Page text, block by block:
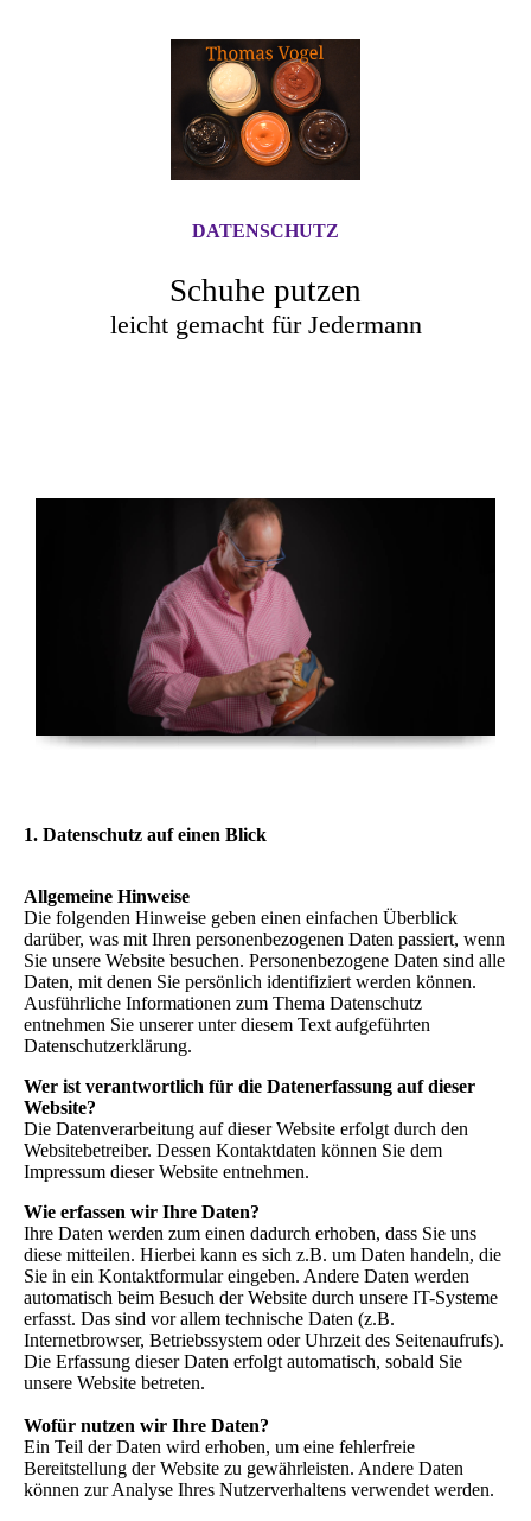
Schuhe putzen
leicht gemacht für Jedermann
DATENSCHUTZ
1. Datenschutz auf einen Blick
Allgemeine Hinweise
Die folgenden Hinweise geben einen einfachen Überblick
darüber, was mit Ihren personenbezogenen Daten passiert, wenn
Sie unsere Website besuchen. Personenbezogene Daten sind alle
Daten, mit denen Sie persönlich identifiziert werden können.
Ausführliche Informationen zum Thema Datenschutz
entnehmen Sie unserer unter diesem Text aufgeführten
Datenschutzerklärung.
Wer ist verantwortlich für die Datenerfassung auf dieser
Website?
Die Datenverarbeitung auf dieser Website erfolgt durch den
Websitebetreiber. Dessen Kontaktdaten können Sie dem
Impressum dieser Website entnehmen.
Wie erfassen wir Ihre Daten?
Ihre Daten werden zum einen dadurch erhoben, dass Sie uns
diese mitteilen. Hierbei kann es sich z.B. um Daten handeln, die
Sie in ein Kontaktformular eingeben. Andere Daten werden
automatisch beim Besuch der Website durch unsere IT-Systeme
erfasst. Das sind vor allem technische Daten (z.B.
Internetbrowser, Betriebssystem oder Uhrzeit des Seitenaufrufs).
Die Erfassung dieser Daten erfolgt automatisch, sobald Sie
unsere Website betreten.
Wofür nutzen wir Ihre Daten?
Ein Teil der Daten wird erhoben, um eine fehlerfreie
Bereitstellung der Website zu gewährleisten. Andere Daten
können zur Analyse Ihres Nutzerverhaltens verwendet werden.